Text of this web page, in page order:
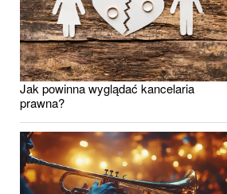
Jak powinna wyglądać kancelaria
prawna?